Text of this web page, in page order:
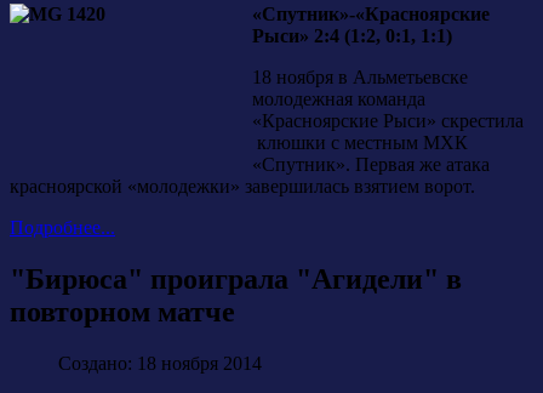
«Спутник»-«Красноярские
Рыси» 2:4 (1:2, 0:1, 1:1)
18 ноября в Альметьевске
молодежная команда
«Красноярские Рыси» скрестила
клюшки с местным МХК
«Спутник». Первая же атака
красноярской «молодежки» завершилась взятием ворот.
Подробнее...
"Бирюса" проиграла "Агидели" в
повторном матче
Создано: 18 ноября 2014